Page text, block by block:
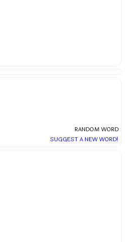
RANDOM WORD
SUGGEST A NEW WORD!